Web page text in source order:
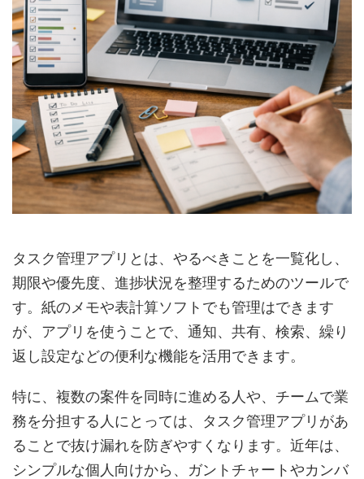
タスク管理アプリとは、やるべきことを一覧化し、
期限や優先度、進捗状況を整理するためのツールで
す。紙のメモや表計算ソフトでも管理はできます
が、アプリを使うことで、通知、共有、検索、繰り
返し設定などの便利な機能を活用できます。
特に、複数の案件を同時に進める人や、チームで業
務を分担する人にとっては、タスク管理アプリがあ
ることで抜け漏れを防ぎやすくなります。近年は、
シンプルな個人向けから、ガントチャートやカンバ